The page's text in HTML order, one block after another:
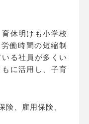
休明けも小学校
働時間の短縮制
いる社員が多くい
に活用し、子育
険、雇用保険、